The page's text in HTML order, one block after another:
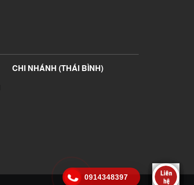
CHI NHÁNH (THÁI BÌNH)
0914348397